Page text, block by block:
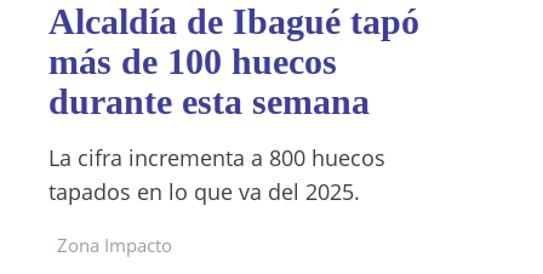
Alcaldía de Ibagué tapó
más de 100 huecos
durante esta semana
La cifra incrementa a 800 huecos
tapados en lo que va del 2025.
Zona Impacto